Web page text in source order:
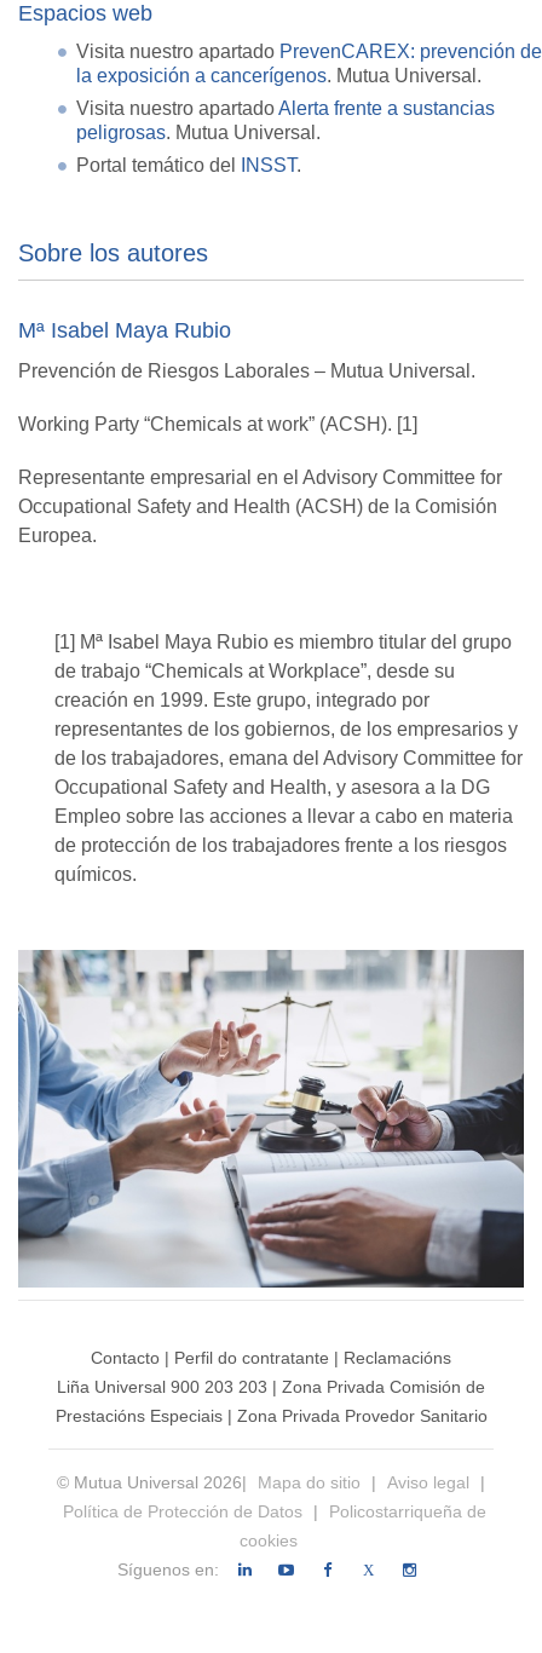
Espacios web
Visita nuestro apartado PrevenCAREX: prevención de
la exposición a cancerígenos. Mutua Universal.
Visita nuestro apartadoAlerta frente a sustancias
peligrosas. Mutua Universal.
Portal temático del
INSST.
Sobre los autores
Mª Isabel Maya Rubio
Prevención de Riesgos Laborales – Mutua Universal.
Working Party “Chemicals at work” (ACSH). [1]
Representante empresarial en el Advisory Committee for
Occupational Safety and Health (ACSH) de la Comisión
Europea.
[1] Mª Isabel Maya Rubio es miembro titular del grupo
de trabajo “Chemicals at Workplace”, desde su
creación en 1999. Este grupo, integrado por
representantes de los gobiernos, de los empresarios y
de los trabajadores, emana del Advisory Committee for
Occupational Safety and Health, y asesora a la DG
Empleo sobre las acciones a llevar a cabo en materia
de protección de los trabajadores frente a los riesgos
químicos.
Contacto | Perfil do contratante | Reclamacións
Liña Universal 900 203 203 | Zona Privada Comisión de
Prestacións Especiais | Zona Privada Provedor Sanitario
© Mutua Universal 2026| Mapa do sitio | Aviso legal
|
Política de Protección de Datos
|
Policostarriqueña de
cookies
Síguenos en:
X